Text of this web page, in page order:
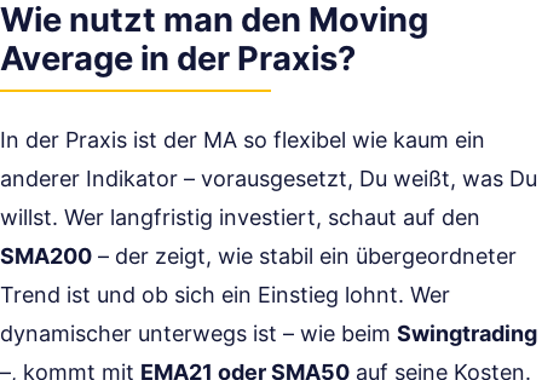
Wie nutzt man den Moving
Average in der Praxis?
In der Praxis ist der MA so flexibel wie kaum ein
anderer Indikator – vorausgesetzt, Du weißt, was Du
willst. Wer langfristig investiert, schaut auf den
SMA200 – der zeigt, wie stabil ein übergeordneter
Trend ist und ob sich ein Einstieg lohnt. Wer
dynamischer unterwegs ist – wie beim Swingtrading
–, kommt mit EMA21 oder SMA50 auf seine Kosten.